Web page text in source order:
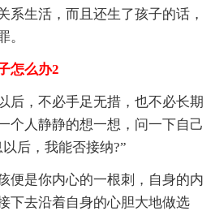
系生活，而且还生了孩子的话，
。
怎么办2
后，不必手足无措，也不必长期
个人静静的想一想，问一下自己
后，我能否接纳?”
便是你内心的一根刺，自身的内
下去沿着自身的心胆大地做选